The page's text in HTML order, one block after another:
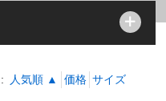
人気順 ▲ 価格 サイズ